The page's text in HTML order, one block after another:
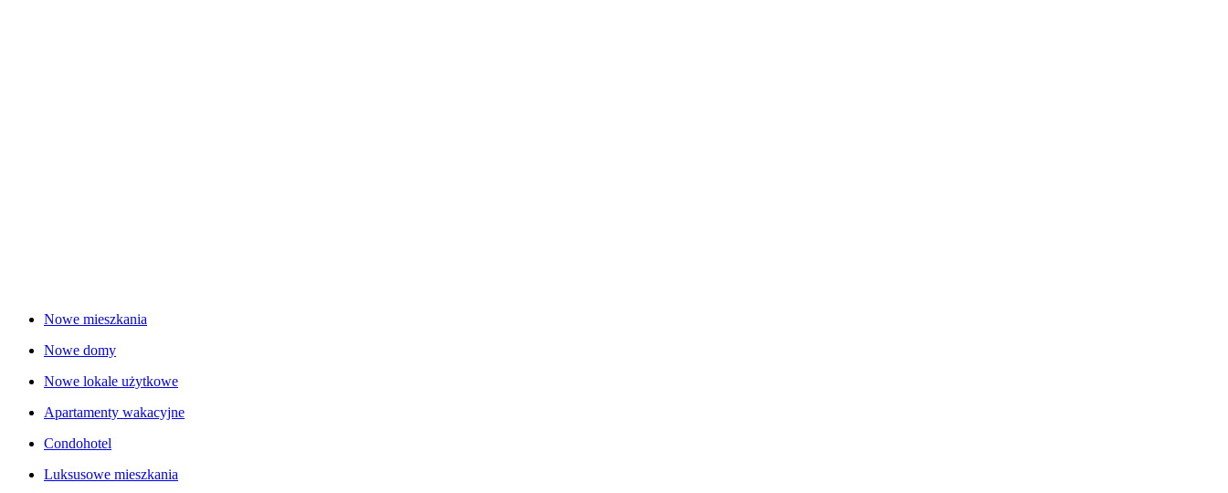
Nowe mieszkania
Nowe domy
Nowe lokale użytkowe
Apartamenty wakacyjne
Condohotel
Luksusowe mieszkania